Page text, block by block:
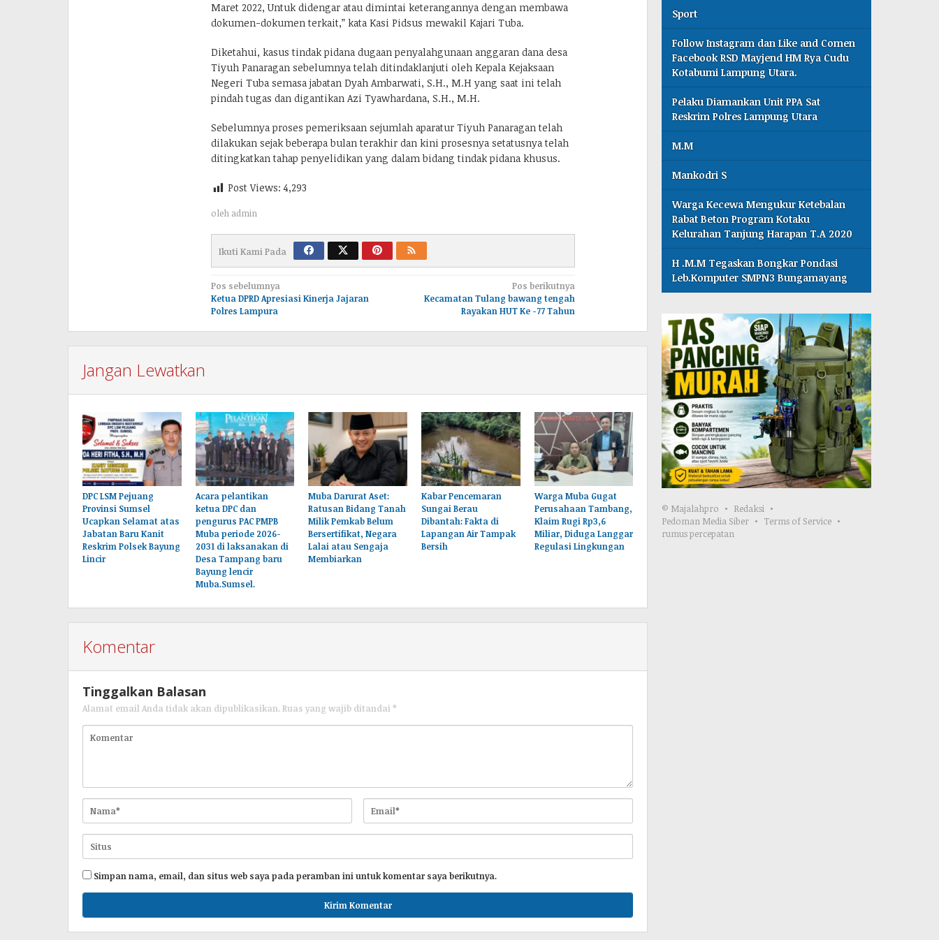
Maret 2022, Untuk didengar atau dimintai keterangannya dengan membawa
dokumen-dokumen terkait,” kata Kasi Pidsus mewakil Kajari Tuba.
Diketahui, kasus tindak pidana dugaan penyalahgunaan anggaran dana desa
Tiyuh Panaragan sebelumnya telah ditindaklanjuti oleh Kepala Kejaksaan
Negeri Tuba semasa jabatan Dyah Ambarwati, S.H., M.H yang saat ini telah
pindah tugas dan digantikan Azi Tyawhardana, S.H., M.H.
Sebelumnya proses pemeriksaan sejumlah aparatur Tiyuh Panaragan telah
dilakukan sejak beberapa bulan terakhir dan kini prosesnya setatusnya telah
ditingkatkan tahap penyelidikan yang dalam bidang tindak pidana khusus.
Post Views: 4,293
oleh admin
Ikuti Kami Pada
Navigasi
pos
Pos sebelumnya
Ketua DPRD Apresiasi Kinerja Jajaran
Polres Lampura
Pos berikutnya
Kecamatan Tulang bawang tengah
Rayakan HUT Ke -77 Tahun
Jangan Lewatkan
DPC LSM Pejuang
Provinsi Sumsel
Ucapkan Selamat atas
Jabatan Baru Kanit
Reskrim Polsek Bayung
Lincir
Acara pelantikan
ketua DPC dan
pengurus PAC PMPB
Muba periode 2026-
2031 di laksanakan di
Desa Tampang baru
Bayung lencir
Muba.Sumsel.
Muba Darurat Aset:
Ratusan Bidang Tanah
Milik Pemkab Belum
Bersertifikat, Negara
Lalai atau Sengaja
Membiarkan
Kabar Pencemaran
Sungai Berau
Dibantah: Fakta di
Lapangan Air Tampak
Bersih
Warga Muba Gugat
Perusahaan Tambang,
Klaim Rugi Rp3,6
Miliar, Diduga Langgar
Regulasi Lingkungan
Komentar
Tinggalkan Balasan
Alamat email Anda tidak akan dipublikasikan. Ruas yang wajib ditandai *
Simpan nama, email, dan situs web saya pada peramban ini untuk komentar saya berikutnya.
Sport
Follow Instagram dan Like and Comen
Facebook RSD Mayjend HM Rya Cudu
Kotabumi Lampung Utara.
Pelaku Diamankan Unit PPA Sat
Reskrim Polres Lampung Utara
M.M
Mankodri S
Warga Kecewa Mengukur Ketebalan
Rabat Beton Program Kotaku
Kelurahan Tanjung Harapan T.A 2020
H .M.M Tegaskan Bongkar Pondasi
Leb.Komputer SMPN3 Bungamayang
© Majalahpro
Redaksi
Pedoman Media Siber
Terms of Service
rumus percepatan